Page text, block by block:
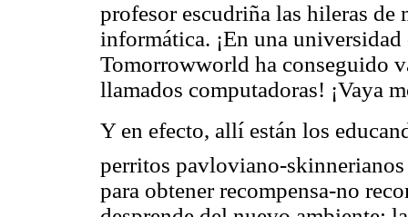
profesor escudriña las hileras de
informática. ¡En una
Tomorrowworld ha conseguido
llamados computadoras! ¡Vaya
Y en efecto, allí están los
perritos pavloviano-
para obtener recompensa-no